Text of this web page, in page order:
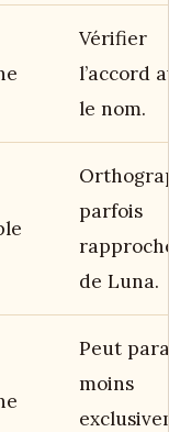
Vérifier
l’accord
le nom.
parfois
de Luna.
Peut
moins